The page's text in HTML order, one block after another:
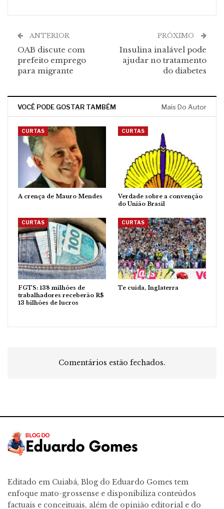
ANTERIOR
OAB discute com
prefeito emprego
para migrante
PRÓXIMO
Insulina inalável pode
ajudar no tratamento
do diabetes
VOCÊ PODE GOSTAR TAMBÉM Mais Do Autor
CURTAS
A crença de Mauro Mendes
CURTAS
Verdade sobre a convenção
do União Brasil
CURTAS
FGTS: 138 milhões de
trabalhadores receberão R$
13 bilhões de lucros
CURTAS
Te cuida, Inglaterra
Comentários estão fechados.
Editado em Cuiabá, Blog do Eduardo Gomes tem
enfoque mato-grossense e disponibiliza conteúdos
factuais e conceituais, além de opinião editorial e do